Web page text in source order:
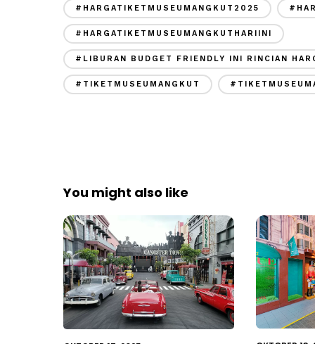
#HARGATIKETMUSEUMANGKUT2025
#HARGATIKETMUSEUMANGKUTHARIINI
#LIBURAN BUDGET FRIENDLY INI RINCIAN
#TIKETMUSEUMANGKUT
You might also like